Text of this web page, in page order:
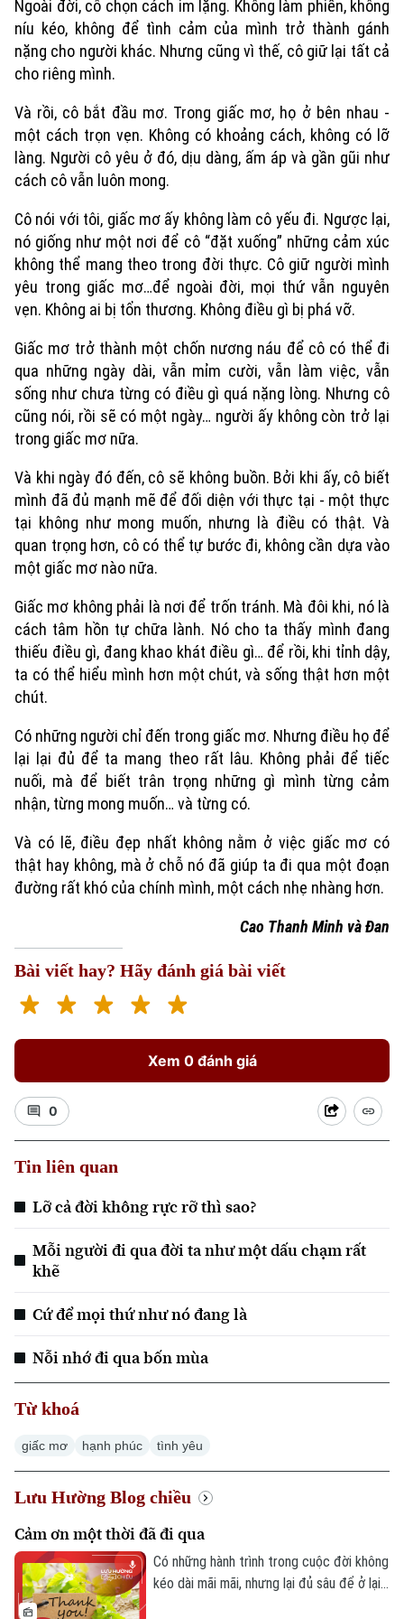
Chuyên mục
Thời sự
Hà Nội
Chính trị
Xã hội
An ninh trật tự
Công nghệ
Hà Nội
Nhịp sống Hà Nội
Người Hà Nội
Khoảnh khắc Hà Nội
Ẩm thực
Tin tức
Quân sự
Người Việt 4 phương
Kinh tế
Tin tức
Tài chính Ngân hàng
Doanh nghiệp
Nhà đất
Tin tức
Đầu tư
Căn hộ
Đất đai
Kinh nghiệm
Tàu và Xe
Ô tô
Tàu
Xe máy
Thị trường
Đánh giá
Giáo dục
Tin tức
Tuyển sinh
Hướng nghiệp
Văn hóa
Tin tức
Làng nghề
Sức khỏe
Y tế
Tư vấn sức khỏe
Thể thao
Bóng đá
Quần vợt
Golf
Giải trí
Tin tức
Điện ảnh
Âm nhạc
Đã phát sóng
Ngoài đời, cô chọn cách im lặng. Không làm phiền, không
níu kéo, không để tình cảm của mình trở thành gánh
nặng cho người khác. Nhưng cũng vì thế, cô giữ lại tất cả
cho riêng mình.
Và rồi, cô bắt đầu mơ. Trong giấc mơ, họ ở bên nhau -
một cách trọn vẹn. Không có khoảng cách, không có lỡ
làng. Người cô yêu ở đó, dịu dàng, ấm áp và gần gũi như
cách cô vẫn luôn mong.
Cô nói với tôi, giấc mơ ấy không làm cô yếu đi. Ngược lại,
nó giống như một nơi để cô “đặt xuống” những cảm xúc
không thể mang theo trong đời thực. Cô giữ người mình
yêu trong giấc mơ…để ngoài đời, mọi thứ vẫn nguyên
vẹn. Không ai bị tổn thương. Không điều gì bị phá vỡ.
Giấc mơ trở thành một chốn nương náu để cô có thể đi
qua những ngày dài, vẫn mỉm cười, vẫn làm việc, vẫn
sống như chưa từng có điều gì quá nặng lòng. Nhưng cô
cũng nói, rồi sẽ có một ngày… người ấy không còn trở lại
trong giấc mơ nữa.
Và khi ngày đó đến, cô sẽ không buồn. Bởi khi ấy, cô biết
mình đã đủ mạnh mẽ để đối diện với thực tại - một thực
tại không như mong muốn, nhưng là điều có thật. Và
quan trọng hơn, cô có thể tự bước đi, không cần dựa vào
một giấc mơ nào nữa.
Giấc mơ không phải là nơi để trốn tránh. Mà đôi khi, nó là
cách tâm hồn tự chữa lành. Nó cho ta thấy mình đang
thiếu điều gì, đang khao khát điều gì… để rồi, khi tỉnh dậy,
ta có thể hiểu mình hơn một chút, và sống thật hơn một
chút.
Có những người chỉ đến trong giấc mơ. Nhưng điều họ để
lại lại đủ để ta mang theo rất lâu. Không phải để tiếc
nuối, mà để biết trân trọng những gì mình từng cảm
nhận, từng mong muốn… và từng có.
Và có lẽ, điều đẹp nhất không nằm ở việc giấc mơ có
thật hay không, mà ở chỗ nó đã giúp ta đi qua một đoạn
đường rất khó của chính mình, một cách nhẹ nhàng hơn.
Cao Thanh Minh và Đan
Bài viết hay? Hãy đánh giá bài viết
Xem 0 đánh giá
0
Tin liên quan
Lỡ cả đời không rực rỡ thì sao?
Mỗi người đi qua đời ta như một dấu chạm rất
khẽ
Cứ để mọi thứ như nó đang là
Nỗi nhớ đi qua bốn mùa
Từ khoá
giấc mơ hạnh phúc tình yêu
Lưu Hường Blog chiều
Cảm ơn một thời đã đi qua
Có những hành trình trong cuộc đời không
kéo dài mãi mãi, nhưng lại đủ sâu để ở lại